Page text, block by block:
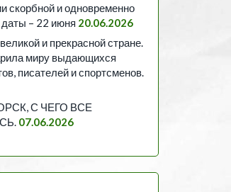
скорбной и одновременно
даты – 22 июня 20.06.2026
и прекрасной стране.
миру выдающихся
писателей и спортсменов.
С ЧЕГО ВСЕ
07.06.2026